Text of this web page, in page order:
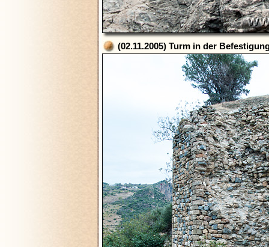
(02.11.2005) Turm in der